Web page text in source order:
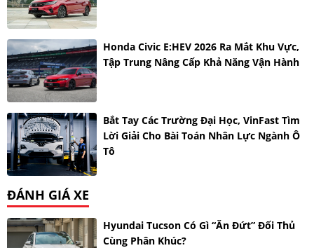
Honda Civic E:HEV 2026 Ra Mắt Khu Vực,
Tập Trung Nâng Cấp Khả Năng Vận Hành
Bắt Tay Các Trường Đại Học, VinFast Tìm
Lời Giải Cho Bài Toán Nhân Lực Ngành Ô
Tô
ĐÁNH GIÁ XE
Hyundai Tucson Có Gì “ăn Đứt” Đối Thủ
Cùng Phân Khúc?